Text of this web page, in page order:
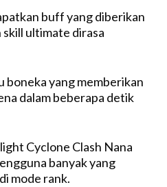
buff yang diberikan
ultimate dirasa
boneka yang memberikan
dalam beberapa detik
Cyclone Clash Nana
banyak yang
mode rank.